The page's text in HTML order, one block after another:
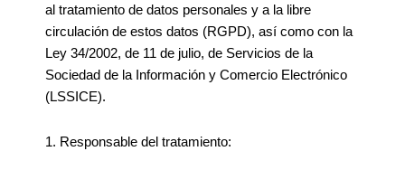
al tratamiento de datos personales y a la libre
circulación de estos datos (RGPD), así como con la
Ley 34/2002, de 11 de julio, de Servicios de la
Sociedad de la Información y Comercio Electrónico
(LSSICE).
1. Responsable del tratamiento: